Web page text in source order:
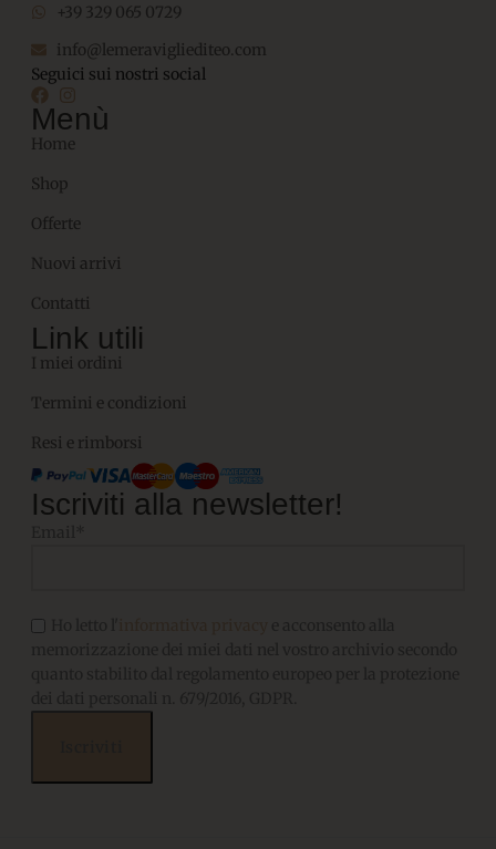
+39 329 065 0729
info@lemeravigliediteo.com
Seguici sui nostri social
Menù
Home
Shop
Offerte
Nuovi arrivi
Contatti
Link utili
I miei ordini
Termini e condizioni
Resi e rimborsi
Iscriviti alla newsletter!